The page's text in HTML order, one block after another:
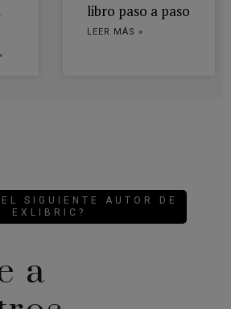
libro paso a paso
LEER MÁS »
SIGUIENTE AUTOR DE
EXLIBRIC?
a